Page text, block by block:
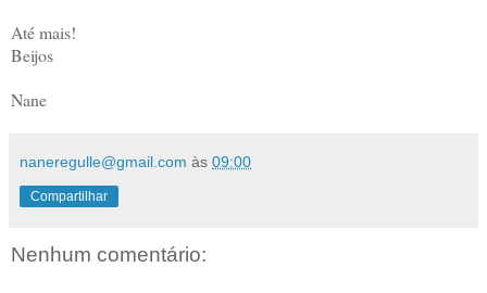
Até mais!
Beijos
Nane
naneregulle@gmail.com às 09:00
Compartilhar
Nenhum comentário: